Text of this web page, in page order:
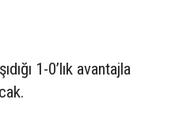
1-0’lık avantajla